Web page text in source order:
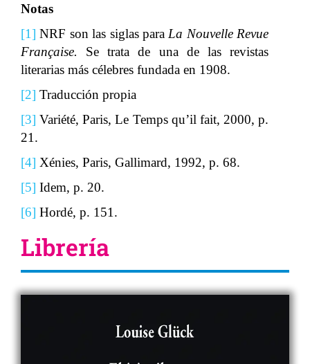
Notas
[1] NRF son las siglas para La Nouvelle Revue
Française. Se trata de una de las revistas
literarias más célebres fundada en 1908.
[2] Traducción propia
[3] Variété, Paris, Le Temps qu’il fait, 2000, p.
21.
[4] Xénies, Paris, Gallimard, 1992, p. 68.
[5] Idem, p. 20.
[6] Hordé, p. 151.
Librería